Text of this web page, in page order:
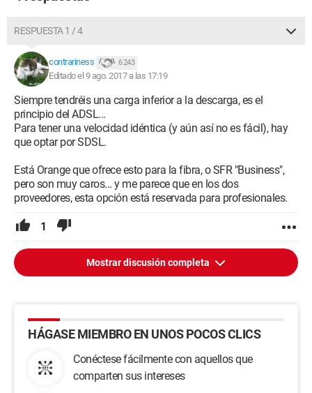
RESPUESTA 1 / 4
contrariness 6 243
Editado el 9 ago. 2017 a las 17:19
Siempre tendréis una carga inferior a la descarga, es el
principio del ADSL...
Para tener una velocidad idéntica (y aún así no es fácil), hay
que optar por SDSL.
Está Orange que ofrece esto para la fibra, o SFR "Business",
pero son muy caros... y me parece que en los dos
proveedores, esta opción está reservada para profesionales.
1
Mostrar discusión completa
HÁGASE MIEMBRO EN UNOS POCOS CLICS
Conéctese fácilmente con aquellos que
comparten sus intereses